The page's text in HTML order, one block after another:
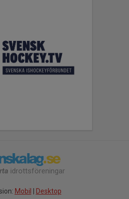
idrottsföreningar
Mobil Desktop